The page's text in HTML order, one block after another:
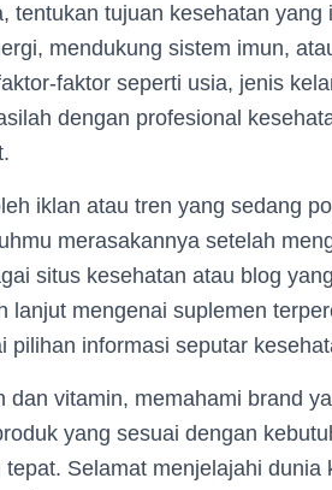
tentukan tujuan kesehatan yang
mendukung sistem imun,
faktor seperti usia, jenis
dengan profesional
iklan atau tren yang sedang
merasakannya setelah
situs kesehatan atau blog
mengenai suplemen
pilihan informasi seputar
vitamin, memahami brand
yang sesuai dengan
Selamat menjelajahi dunia